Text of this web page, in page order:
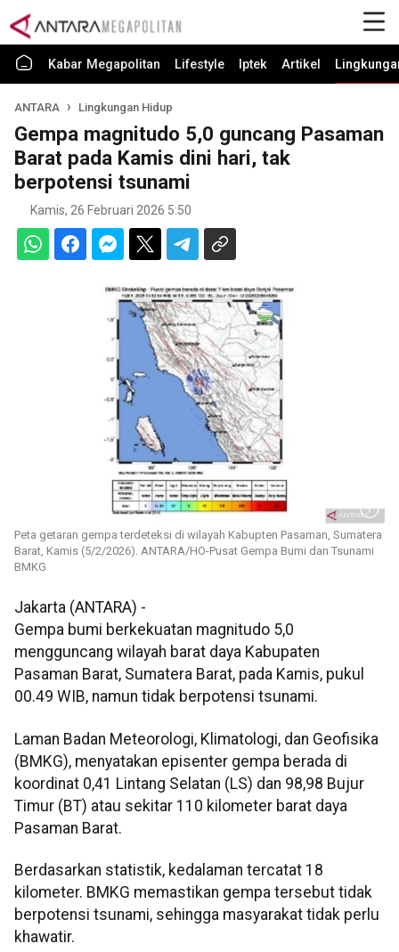
Kabar Megapolitan Lifestyle Iptek Artikel
ANTARA Lingkungan Hidup
Gempa magnitudo 5,0 guncang Pasaman
Barat pada Kamis dini hari, tak
berpotensi tsunami
Kamis, 26 Februari 2026 5:50
Peta getaran gempa terdeteksi di wilayah Kabupten Pasaman, Sumatera
Barat, Kamis (5/2/2026). ANTARA/HO-Pusat Gempa Bumi dan Tsunami
BMKG
Jakarta (ANTARA) -
Gempa bumi berkekuatan magnitudo 5,0
mengguncang wilayah barat daya Kabupaten
Pasaman Barat, Sumatera Barat, pada Kamis, pukul
00.49 WIB, namun tidak berpotensi tsunami.
Laman Badan Meteorologi, Klimatologi, dan Geofisika
(BMKG), menyatakan episenter gempa berada di
koordinat 0,41 Lintang Selatan (LS) dan 98,98 Bujur
Timur (BT) atau sekitar 110 kilometer barat daya
Pasaman Barat.
Berdasarkan statistik, kedalaman tercatat 18
kilometer. BMKG memastikan gempa tersebut tidak
berpotensi tsunami, sehingga masyarakat tidak perlu
khawatir.